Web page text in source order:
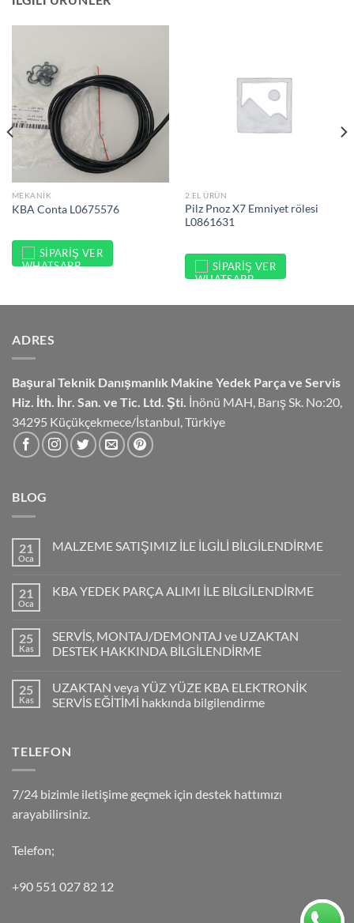
MEKANIK
KBA Conta L0675576
SIPARIŞ VER
2.EL ÜRÜN
Pilz Pnoz X7 Emniyet rölesi
L0861631
SIPARIŞ VER
ADRES
Başural Teknik Danışmanlık Makine Yedek Parça ve Servis
Hiz. İth. İhr. San. ve Tic. Ltd. Şti. İnönü MAH, Barış Sk. No:20,
34295 Küçükçekmece/İstanbul, Türkiye
BLOG
21
Oca
MALZEME SATIŞIMIZ İLE İLGİLİ BİLGİLENDİRME
21
Oca
KBA YEDEK PARÇA ALIMI İLE BİLGİLENDİRME
25
Kas
SERVİS, MONTAJ/DEMONTAJ ve UZAKTAN
DESTEK HAKKINDA BİLGİLENDİRME
25
Kas
UZAKTAN veya YÜZ YÜZE KBA ELEKTRONİK
SERVİS EĞİTİMİ hakkında bilgilendirme
TELEFON
7/24 bizimle iletişime geçmek için destek hattımızı
arayabilirsiniz.
Telefon;
+90 551 027 82 12